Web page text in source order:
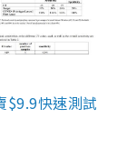
$9.9快速測試